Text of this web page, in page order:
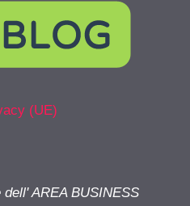
(UE)
AREA BUSINESS